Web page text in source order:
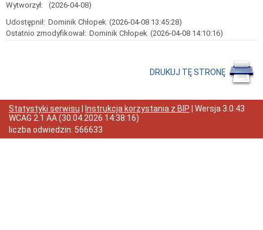
kompetencje
Sprawozdawczość
finansowa
Poradnik
klienta
Jak
załatwić
Wytworzył:
(2026-04-08)
Udostępnił: Dominik Chłopek (2026-04-08 13:45:28)
Ostatnio zmodyfikował: Dominik Chłopek (2026-04-08 14:10:16)
DRUKUJ TĘ STRONĘ
Statystyki serwisu Instrukcja korzystania z BIP | Wersja 3.0.43
WCAG 2.1 AA(30.04.2026 14:38:16)
liczba odwiedzin: 566633